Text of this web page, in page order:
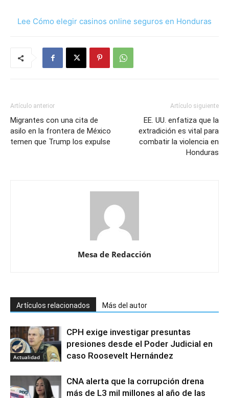
Lee Cómo elegir casinos online seguros en Honduras
Artículo anterior
Migrantes con una cita de
asilo en la frontera de México
temen que Trump los expulse
Artículo siguiente
EE. UU. enfatiza que la
extradición es vital para
combatir la violencia en
Honduras
Mesa de Redacción
Artículos relacionados Más del autor
Actualidad
CPH exige investigar presuntas
presiones desde el Poder Judicial en
caso Roosevelt Hernández
CNA alerta que la corrupción drena
más de L3 mil millones al año de las